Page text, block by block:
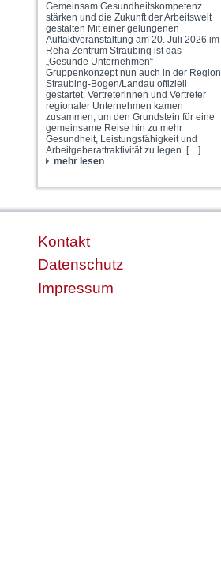
Gemeinsam Gesundheitskompetenz
stärken und die Zukunft der Arbeitswelt
gestalten Mit einer gelungenen
Auftaktveranstaltung am 20. Juli 2026 im
Reha Zentrum Straubing ist das
„Gesunde Unternehmen“-
Gruppenkonzept nun auch in der Region
Straubing-Bogen/Landau offiziell
gestartet. Vertreterinnen und Vertreter
regionaler Unternehmen kamen
zusammen, um den Grundstein für eine
gemeinsame Reise hin zu mehr
Gesundheit, Leistungsfähigkeit und
Arbeitgeberattraktivität zu legen. […]
mehr lesen
Kontakt
Datenschutz
Impressum